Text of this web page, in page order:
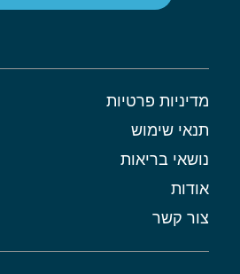
מדיניות פרטיות
תנאי שימוש
נושאי בריאות
אודות
צור קשר